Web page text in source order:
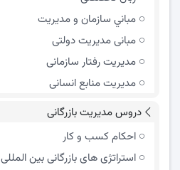
مباني سازمان و مديريت
مبانی مدیریت دولتی
مدیریت رفتار سازمانی
مدیریت منابع انسانی
دروس مدیریت بازرگانی
احکام کسب و کار
استراتژی های بازرگانی بین المللی